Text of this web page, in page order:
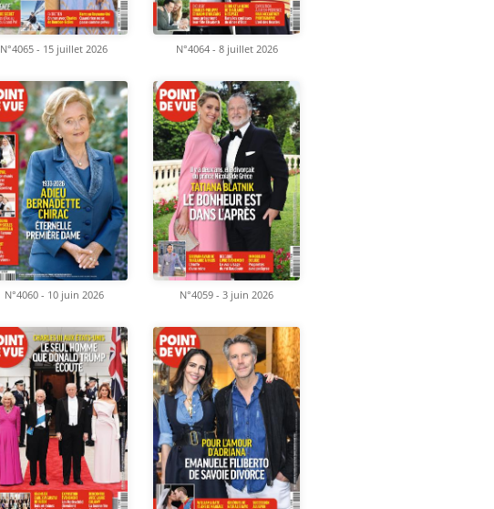
N°4065 - 15 juillet 2026 N°4064 - 8 juillet 2026
N°4060 - 10 juin 2026 N°4059 - 3 juin 2026